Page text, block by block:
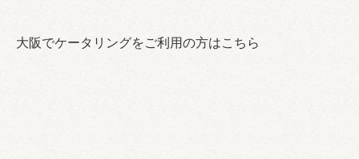
大阪でケータリングをご利用の方はこちら